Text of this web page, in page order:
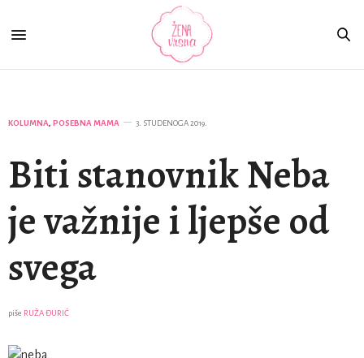
KOLUMNA, POSEBNA MAMA 3. STUDENOGA 2019.
Biti stanovnik Neba
je važnije i ljepše od
svega
piše RUŽA ĐURIĆ